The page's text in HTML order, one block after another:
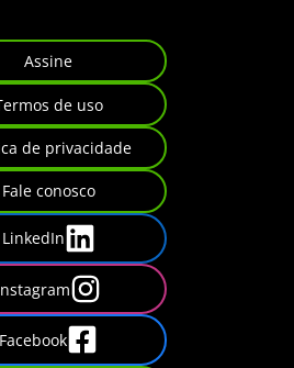
Assine
de uso
de privacidade
Fale conosco
LinkedIn
Facebook